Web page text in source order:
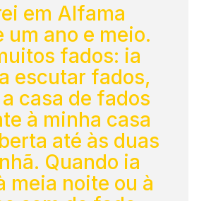
em Alfama
um ano e meio.
fados: ia
escutar fados,
casa de fados
à minha casa
até às duas
Quando ia
meia noite ou à